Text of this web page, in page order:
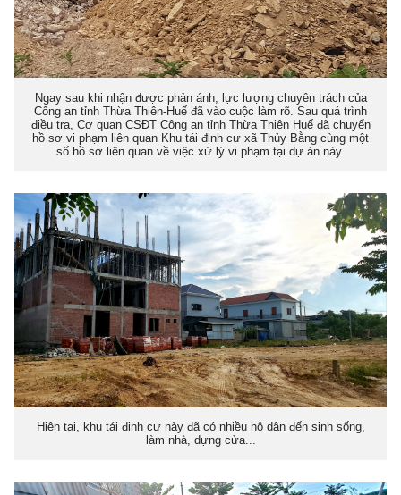
Ngay sau khi nhận được phản ánh, lực lượng chuyên trách của
Công an tỉnh Thừa Thiên-Huế đã vào cuộc làm rõ. Sau quá trình
điều tra, Cơ quan CSĐT Công an tỉnh Thừa Thiên Huế đã chuyển
hồ sơ vi phạm liên quan Khu tái định cư xã Thủy Bằng cùng một
số hồ sơ liên quan về việc xử lý vi phạm tại dự án này.
Hiện tại, khu tái định cư này đã có nhiều hộ dân đến sinh sống,
làm nhà, dựng cửa...